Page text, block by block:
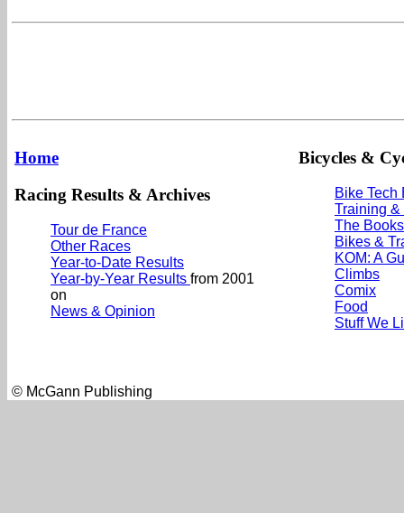
Home
Racing Results & Archives
Tour de France
Other Races
Year-to-Date Results
Year-by-Year Results from 2001
on
News & Opinion
Bicycles &
Bike Tech
Training
The
Bikes &
KOM: A
Climbs
Comix
Food
Stuff We
© McGann Publishing